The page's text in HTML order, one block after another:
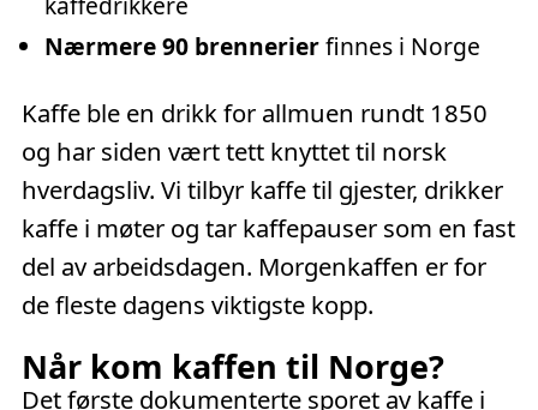
Nærmere 90 brennerierfinnes i Norge
Kaffe ble en drikk for allmuen rundt 1850
og har siden vært tett knyttet til norsk
hverdagsliv. Vi tilbyr kaffe til gjester, drikker
kaffe i møter og tar kaffepauser som en fast
del av arbeidsdagen. Morgenkaffen er for
de fleste dagens viktigste kopp.
Når kom kaffen til Norge?
Det første dokumenterte sporet av kaffe i